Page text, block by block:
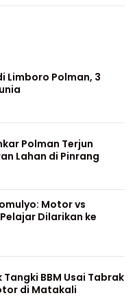
Limboro Polman, 3
Polman Terjun
Lahan di Pinrang
Motor vs
Dilarikan ke
BBM Usai Tabrak
di Matakali